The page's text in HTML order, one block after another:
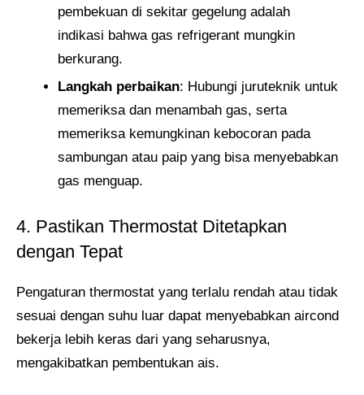
pembekuan di sekitar gegelung adalah
indikasi bahwa gas refrigerant mungkin
berkurang.
Langkah perbaikan: Hubungi juruteknik untuk
memeriksa dan menambah gas, serta
memeriksa kemungkinan kebocoran pada
sambungan atau paip yang bisa menyebabkan
gas menguap.
4. Pastikan Thermostat Ditetapkan
dengan Tepat
Pengaturan thermostat yang terlalu rendah atau tidak
sesuai dengan suhu luar dapat menyebabkan aircond
bekerja lebih keras dari yang seharusnya,
mengakibatkan pembentukan ais.